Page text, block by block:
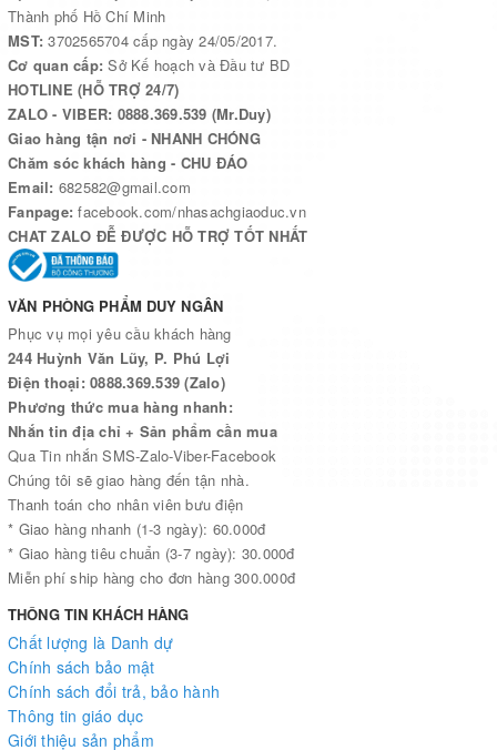
Thành phố Hồ Chí Minh
MST:3702565704 cấp ngày 24/05/2017.
Cơ quan cấp:Sở Kế hoạch và Đầu tư BD
HOTLINE (HỖ TRỢ 24/7)
ZALO - VIBER: 0888.369.539 (Mr.Duy)
Giao hàng tận nơi - NHANH CHÓNG
Chăm sóc khách hàng - CHU ĐÁO
Email: 682582@gmail.com
Fanpage:facebook.com/nhasachgiaoduc.vn
CHAT ZALO ĐỄ ĐƯỢC HỖ TRỢ TỐT NHẤT
VĂN PHÒNG PHẨM DUY NGÂN
Phục vụ mọi yêu cầu khách hàng
244 Huỳnh Văn Lũy, P. Phú Lợi
Điện thoại: 0888.369.539 (Zalo)
Phương thức mua hàng nhanh:
Nhắn tin địa chỉ + Sản phẩm cần mua
Qua Tin nhắn SMS-Zalo-Viber-Facebook
Chúng tôi sẽ giao hàng đến tận nhà.
Thanh toán cho nhân viên bưu điện
* Giao hàng nhanh (1-3 ngày): 60.000đ
* Giao hàng tiêu chuẩn (3-7 ngày): 30.000đ
Miễn phí ship hàng cho đơn hàng 300.000đ
THÔNG TIN KHÁCH HÀNG
Chất lượng là Danh dự
Chính sách bảo mật
Chính sách đổi trả, bảo hành
Thông tin giáo dục
Giới thiệu sản phẩm